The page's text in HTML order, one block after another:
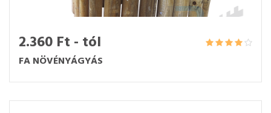
2.360 Ft - tól
FA NÖVÉNYÁGYÁS